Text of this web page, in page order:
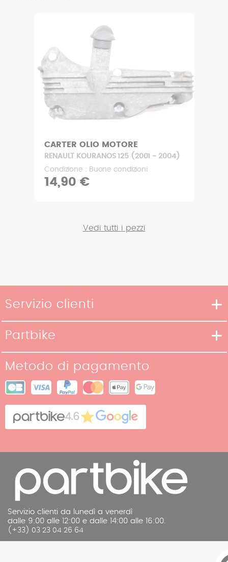
CARTER OLIO MOTORE
RENAULT KOURANOS 125 (2001 - 2004)
Condizione : Buone condizioni
14,90 €
Vedi tutti i pezzi
Servizio clienti
Metodi di pagamento
Condizioni generali di vendita
Contatto
Partbike
I nostri negozi
Mappa del sito
Cookies
Note legali
Metodo di pagamento
4.6
Servizio clienti da lunedì a venerdì
dalle 9:00 alle 12:00 e dalle 14:00 alle 16:00.
(+33) 03 23 04 26 64